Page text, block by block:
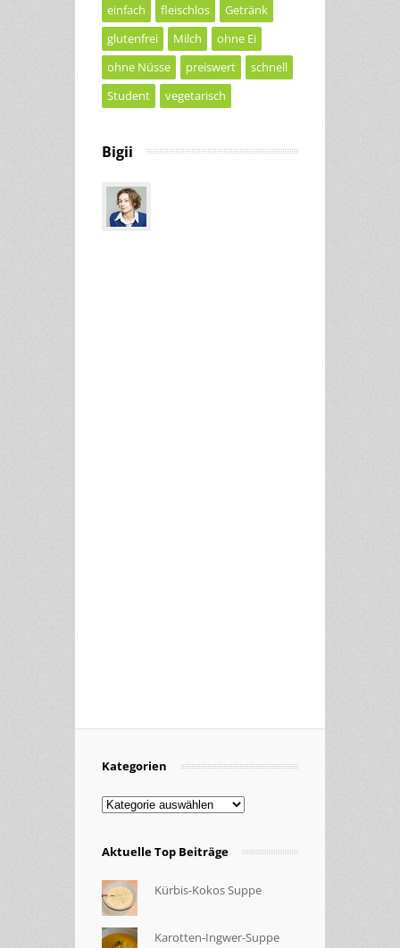
einfach
fleischlos
Getränk
glutenfrei
Milch
ohne Ei
ohne Nüsse
preiswert
schnell
Student
vegetarisch
Bigii
Kategorien
Kategorien
Aktuelle Top Beiträge
Kürbis-Kokos Suppe
Karotten-Ingwer-Suppe